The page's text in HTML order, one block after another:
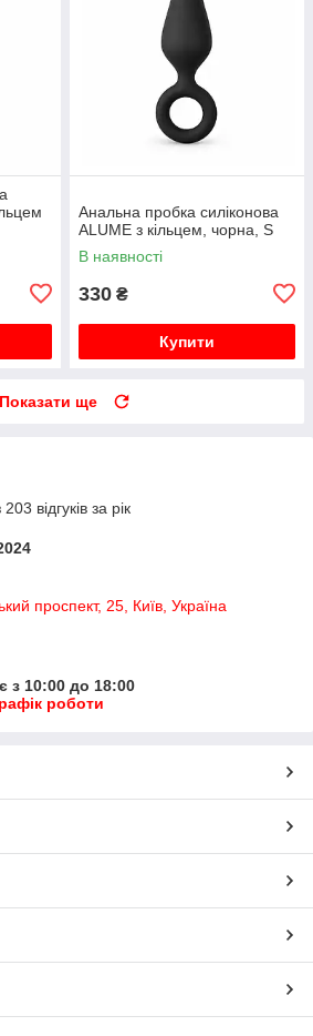
Анальна пробка силіконова
ALUME з кільцем, чорна, S
В наявності
330 ₴
Купити
Показати ще
відгуків за рік
проспект, 25, Київ, Україна
з 10:00 до 18:00
роботи